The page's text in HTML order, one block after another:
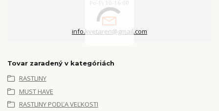
Po-Pi 10-16:00
info.kvetaren@gmail.com
Tovar zaradený v kategóriách
RASTLINY
MUST HAVE
RASTLINY PODĽA VEĽKOSTI